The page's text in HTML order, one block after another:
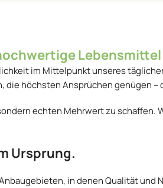
Lebensmittel
im Mittelpunkt unseres
höchsten Ansprüchen genügen
echten Mehrwert zu
Ursprung.
in denen Qualität